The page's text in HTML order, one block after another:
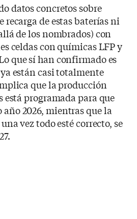
datos concretos sobre
recarga de estas baterías ni
de los nombrados) con
celdas con químicas LFP y
que sí han confirmado es
están casi totalmente
que la producción
está programada para que
2026, mientras que la
vez todo esté correcto, se